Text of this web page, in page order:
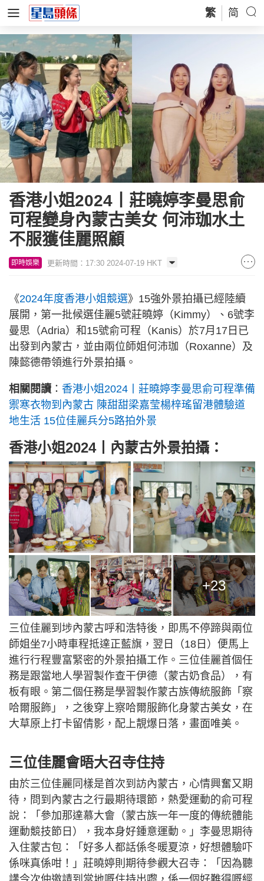
繁 简
香港小姐2024丨莊曉婷李曼思俞
可程變身內蒙古美女 何沛珈水土
不服獲佳麗照顧
即時娛樂 更新時間：17:30 2024-07-19 HKT
《2024年度香港小姐競選》15強外景拍攝已經陸續
展開，第一批候選佳麗5號莊曉婷（Kimmy）、6號李
曼思（Adria）和15號俞可程（Kanis）於7月17日已
出發到內蒙古，並由兩位師姐何沛珈（Roxanne）及
陳懿德帶領進行外景拍攝。
相關閱讀 ： 香港小姐2024丨莊曉婷李曼思俞可程準備
禦寒衣物到內蒙古 陳甜甜梁嘉莹楊梓瑤留港體驗道
地生活 15位佳麗兵分5路拍外景
香港小姐2024丨內蒙古外景拍攝：
+23
三位佳麗到埗內蒙古呼和浩特後，即馬不停蹄與兩位
師姐坐7小時車程抵達正藍旗，翌日（18日）便馬上
進行行程豐富緊密的外景拍攝工作。三位佳麗首個任
務是跟當地人學習製作查干伊德（蒙古奶食品），有
板有眼。第二個任務是學習製作蒙古族傳統服飾「察
哈爾服飾」，之後穿上察哈爾服飾化身蒙古美女，在
大草原上打卡留倩影，配上靚爆日落，畫面唯美。
三位佳麗會晤大召寺住持
由於三位佳麗同樣是首次到訪內蒙古，心情興奮又期
待，問到內蒙古之行最期待環節，熱愛運動的俞可程
說：「參加那達慕大會（蒙古族一年一度的傳統體能
運動競技節日），我本身好鍾意運動。」李曼思期待
入住蒙古包：「好多人都話係冬暖夏涼，好想體驗吓
係咪真係咁！」莊曉婷則期待參觀大召寺：「因為聽